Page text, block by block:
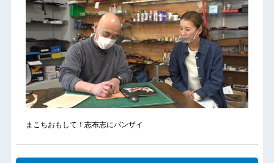
まこちおもして！志布志にバンザイ